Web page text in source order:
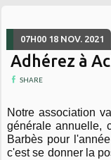
07H00 18 NOV. 2021
Adhérez à
SHARE
Notre association
générale annuelle,
Barbès pour
c'est se donner la